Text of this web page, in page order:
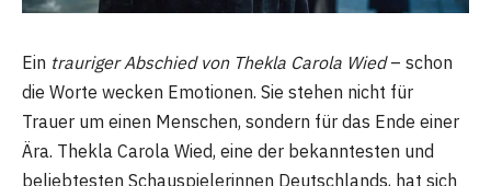
Ein trauriger Abschied von Thekla Carola Wied– schon
die Worte wecken Emotionen. Sie stehen nicht für
Trauer um einen Menschen, sondern für das Ende einer
Ära. Thekla Carola Wied, eine der bekanntesten und
beliebtesten Schauspielerinnen Deutschlands, hat sich